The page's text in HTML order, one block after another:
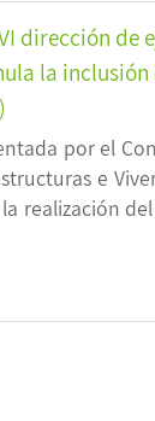
dirección de
la inclusión
por el
e
realización